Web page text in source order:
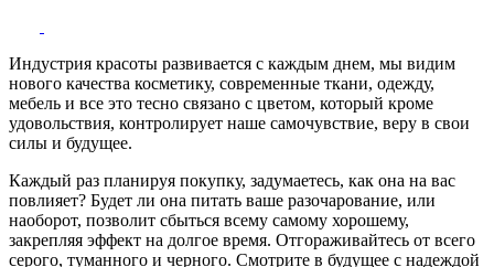
Индустрия красоты развивается с каждым днем, мы видим
нового качества косметику, современные ткани, одежду,
мебель и все это тесно связано с цветом, который кроме
удовольствия, контролирует наше самочувствие, веру в свои
силы и будущее.
Каждый раз планируя покупку, задумаетесь, как она на вас
повлияет? Будет ли она питать ваше разочарование, или
наоборот, позволит сбыться всему самому хорошему,
закрепляя эффект на долгое время. Отгораживайтесь от всего
серого, туманного и черного. Смотрите в будущее с надеждой